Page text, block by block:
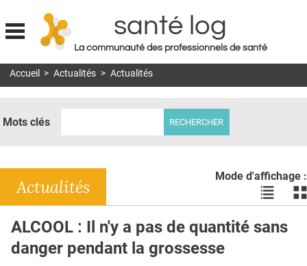
Jump to navigation
santé log
La communauté des professionnels de santé
MON COMPTE
DOSSIERS
RÉSEAUX
E-REVUE SAD
THÉMA
Accueil > Actualités > Actualités
Mots clés
Mode d'affichage :
Voir
les
en
les
Actualités
ALCOOL : Il n'y a pas de quantité sans
danger pendant la grossesse